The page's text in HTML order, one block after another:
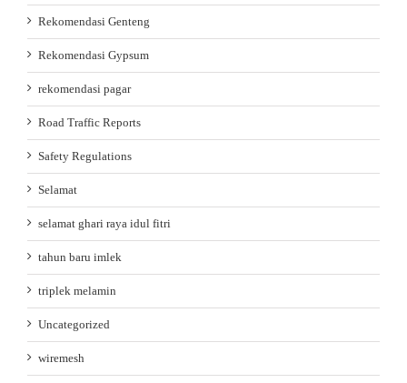
Rekomendasi Genteng
Rekomendasi Gypsum
rekomendasi pagar
Road Traffic Reports
Safety Regulations
Selamat
selamat ghari raya idul fitri
tahun baru imlek
triplek melamin
Uncategorized
wiremesh